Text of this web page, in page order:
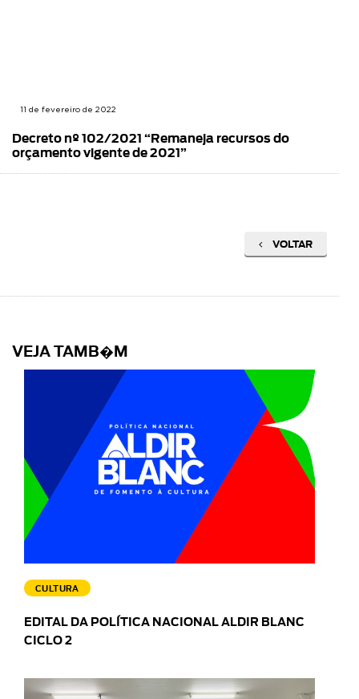
11 de fevereiro de 2022
Decreto nº 102/2021 “Remaneja recursos do
orçamento vigente de 2021”
VOLTAR
VEJA TAMB�M
CULTURA
EDITAL DA POLÍTICA NACIONAL ALDIR BLANC
CICLO 2